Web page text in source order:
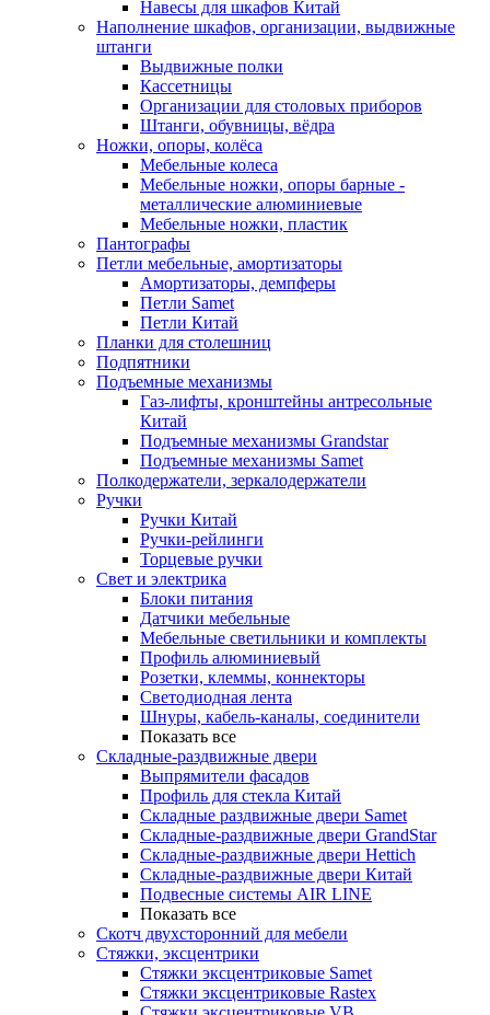
Навесы для шкафов Китай
Наполнение шкафов, организации, выдвижные
штанги
Выдвижные полки
Кассетницы
Организации для столовых приборов
Штанги, обувницы, вёдра
Ножки, опоры, колёса
Мебельные колеса
Мебельные ножки, опоры барные -
металлические алюминиевые
Мебельные ножки, пластик
Пантографы
Петли мебельные, амортизаторы
Амортизаторы, демпферы
Петли Samet
Петли Китай
Планки для столешниц
Подпятники
Подъемные механизмы
Газ-лифты, кронштейны антресольные
Китай
Подъемные механизмы Grandstar
Подъемные механизмы Samet
Полкодержатели, зеркалодержатели
Ручки
Ручки Китай
Ручки-рейлинги
Торцевые ручки
Свет и электрика
Блоки питания
Датчики мебельные
Мебельные светильники и комплекты
Профиль алюминиевый
Розетки, клеммы, коннекторы
Светодиодная лента
Шнуры, кабель-каналы, соединители
Показать все
Складные-раздвижные двери
Выпрямители фасадов
Профиль для стекла Китай
Складные раздвижные двери Samet
Складные-раздвижные двери GrandStar
Складные-раздвижные двери Hettich
Складные-раздвижные двери Китай
Подвесные системы AIR LINE
Показать все
Скотч двухсторонний для мебели
Стяжки, эксцентрики
Cтяжки эксцентриковые Samet
Стяжки эксцентриковые Rastex